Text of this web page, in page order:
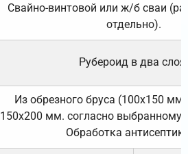
Свайно-винтовой или ж/б сваи
отдельно).
Рубероид в два слоя.
Из обрезного бруса (100х150
150х200 мм. согласно выбранному
Обработка